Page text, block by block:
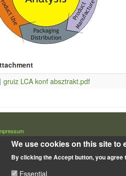
gruiz LCA konf absztrakt.pdf
We use cookies on this site to
By clicking the Accept button, you agree
Essential